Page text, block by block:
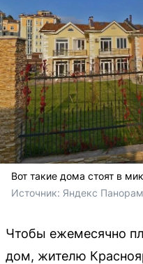
Вот такие дома стоят в
Источник: Яндекс
Чтобы ежемесячно
дом, жителю